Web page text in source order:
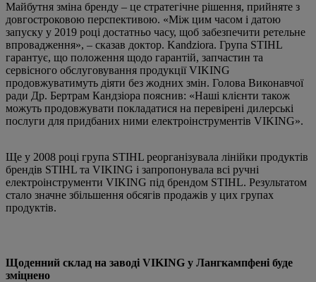
Майбутня зміна бренду – це стратегічне рішення, прийняте з
довгостроковою перспективою. «Між цим часом і датою
запуску у 2019 році достатньо часу, щоб забезпечити ретельне
впровадження», – сказав доктор. Kandziora. Група STIHL
гарантує, що положення щодо гарантій, запчастин та
сервісного обслуговування продукції VIKING
продовжуватимуть діяти без жодних змін. Голова Виконавчої
ради Др. Бертрам Кандзіора пояснив: «Наші клієнти також
можуть продовжувати покладатися на перевірені дилерські
послуги для придбаних ними електроінструментів VIKING».
Ще у 2008 році група STIHL реорганізувала лінійки продуктів
брендів STIHL та VIKING і запропонувала всі ручні
електроінструменти VIKING під брендом STIHL. Результатом
стало значне збільшення обсягів продажів у цих групах
продуктів.
Щоденний склад на заводі VIKING у Лангкампфені буде
зміцнено